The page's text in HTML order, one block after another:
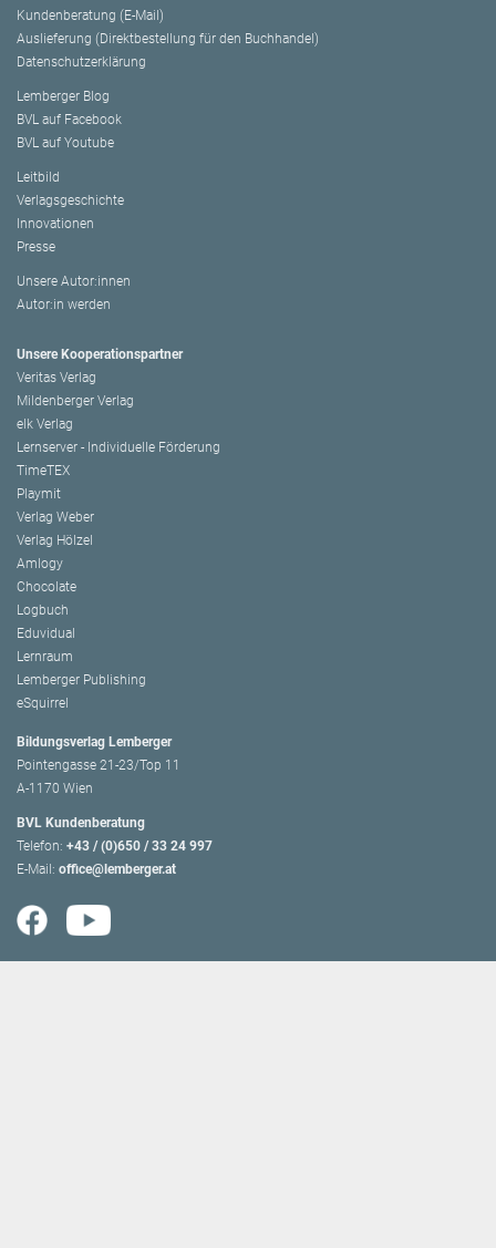
Kundenberatung (E-Mail)
Auslieferung (Direktbestellung für den Buchhandel)
Datenschutzerklärung
Lemberger Blog
BVL auf Facebook
BVL auf Youtube
Leitbild
Verlagsgeschichte
Innovationen
Presse
Unsere Autor:innen
Autor:in werden
Unsere Kooperationspartner
Veritas Verlag
Mildenberger Verlag
elk Verlag
Lernserver - Individuelle Förderung
TimeTEX
Playmit
Verlag Weber
Verlag Hölzel
Amlogy
Chocolate
Logbuch
Eduvidual
Lernraum
Lemberger Publishing
eSquirrel
Bildungsverlag Lemberger
Pointengasse 21-23/Top 11
A-1170 Wien
BVL Kundenberatung
Telefon: +43 / (0)650 / 33 24 997
E-Mail: office@lemberger.at